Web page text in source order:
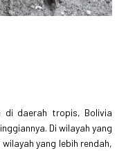
di daerah tropis, Bolivia
Di wilayah yang
yang lebih rendah,